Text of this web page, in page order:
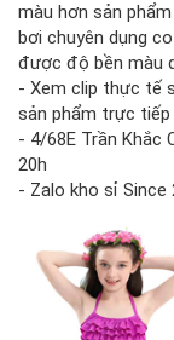
màu hơn sản
bơi chuyên dụng
được độ bền màu
- Xem clip thực tế
sản phẩm trực tiếp
- 4/68E Trần Khắc
20h
- Zalo kho sỉ Since